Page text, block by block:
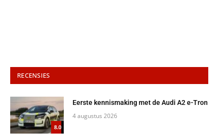
RECENSIES
8.0
Eerste kennismaking met de Audi A2 e-Tron
4 augustus 2026